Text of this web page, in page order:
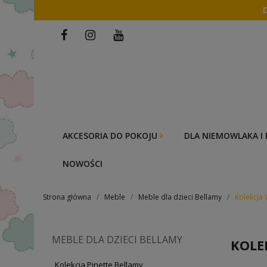
AKCESORIA DO POKOJU DLA NIEMOWLAKA
NOWOŚCI
Strona główna Meble Meble dla dzieci Bellamy Kolekcja
MEBLE DLA DZIECI BELLAMY
Kolekcja Pinette Bellamy